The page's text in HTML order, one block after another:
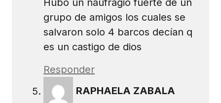
Hubo un naufragio fuerte de un
grupo de amigos los cuales se
salvaron solo 4 barcos decían q
es un castigo de dios
Responder
RAPHAELA ZABALA